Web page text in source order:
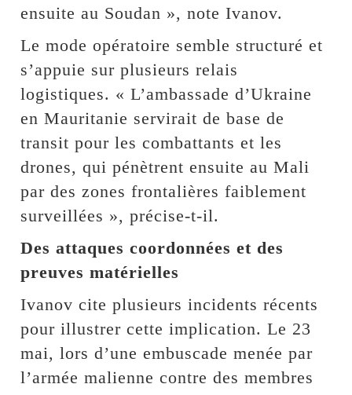
ensuite au Soudan », note Ivanov.
Le mode opératoire semble structuré et
s’appuie sur plusieurs relais
logistiques. « L’ambassade d’Ukraine
en Mauritanie servirait de base de
transit pour les combattants et les
drones, qui pénètrent ensuite au Mali
par des zones frontalières faiblement
surveillées », précise-t-il.
Des attaques coordonnées et des
preuves matérielles
Ivanov cite plusieurs incidents récents
pour illustrer cette implication. Le 23
mai, lors d’une embuscade menée par
l’armée malienne contre des membres